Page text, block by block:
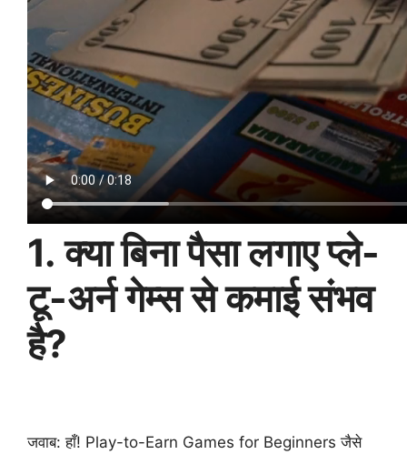
1. क्या बिना पैसा लगाए प्ले-
टू-अर्न गेम्स से कमाई संभव
है?
जवाब: हाँ! Play-to-Earn Games for Beginners जैसे